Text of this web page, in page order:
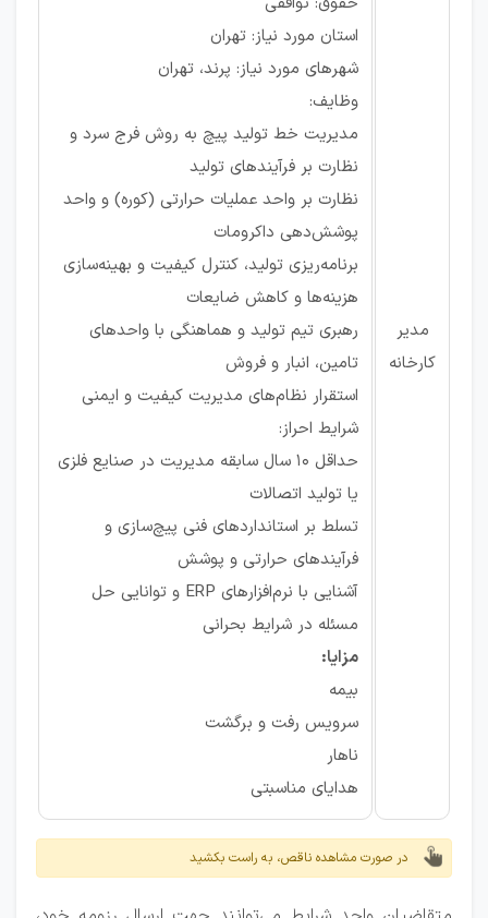
مدیر
کارخانه
استان مورد نیاز: تهران
شهرهای مورد نیاز: پرند، تهران
وظایف:
مدیریت خط تولید پیچ به روش فرج سرد و
نظارت بر فرآیندهای تولید
نظارت بر واحد عملیات حرارتی (کوره) و واحد
پوشش‌دهی داکرومات
برنامه‌ریزی تولید، کنترل کیفیت و بهینه‌سازی
هزینه‌ها و کاهش ضایعات
رهبری تیم تولید و هماهنگی با واحدهای
تامین، انبار و فروش
استقرار نظام‌های مدیریت کیفیت و ایمنی
شرایط احراز:
حداقل ۱۰ سال سابقه مدیریت در صنایع فلزی
یا تولید اتصالات
تسلط بر استانداردهای فنی پیچ‌سازی و
فرآیندهای حرارتی و پوشش
آشنایی با نرم‌افزارهای ERP و توانایی حل
مسئله در شرایط بحرانی
مزایا:
بیمه
سرویس رفت و برگشت
ناهار
هدایای مناسبتی
در صورت مشاهده ناقص، به راست بکشید